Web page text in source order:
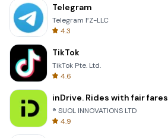
Telegram
Telegram FZ-LLC
4.3
TikTok
TikTok Pte. Ltd.
4.6
inDrive. Rides with fair fares
® SUOL INNOVATIONS LTD
4.9